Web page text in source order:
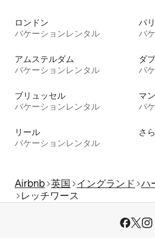
ロンドン
バケーションレンタル
パリ
バ
アムステルダム
バケーションレンタル
ダ
バ
ブリュッセル
バケーションレンタル
マ
バ
リール
バケーションレンタル
さ
Airbnb 英国 イングランド ハ
レッチワース